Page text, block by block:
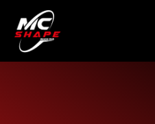
Inhalt
springen